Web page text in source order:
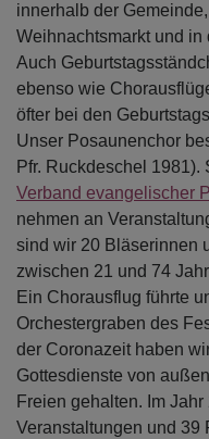
innerhalb der
Weihnachtsmarkt und
Auch
ebenso wie
öfter bei den
Unser Posaunenchor
Pfr. Ruckdeschel
Verband evangelischer
nehmen an
sind wir 20 Bläserinnen
zwischen 21 und 74
Ein Chorausflug führte
Orchestergraben des
der Coronazeit haben
Gottesdienste von
Freien gehalten. Im
Veranstaltungen und 39